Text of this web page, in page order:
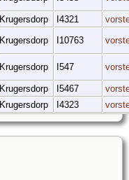
Krugersdorp I4321
Krugersdorp I10763
Krugersdorp I547
Krugersdorp I5467
Krugersdorp I4323